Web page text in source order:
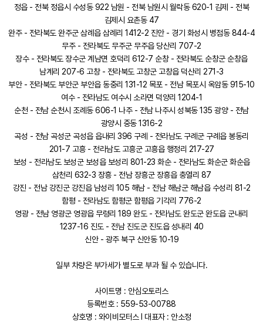
정읍 - 전북 정읍시 수성동 922 남원 - 전북 남원시 월락동 620-1 김제 - 전북
김제시 요촌동 47
완주 - 전라북도 완주군 삼례읍 삼례리 1412-2 진안 - 경기 화성시 병점동 844-4
무주 - 전라북도 무주군 무주읍 당산리 707-2
장수 - 전라북도 장수군 계남면 호덕리 612-7 순창 - 전라북도 순창군 순창읍
남계리 207-6 고창 - 전라북도 고창군 고창읍 덕산리 271-3
부안 - 전라북도 부안군 부안읍 동중리 131-12 목포 - 전남 목포시 옥암동 915-10
여수 - 전라남도 여수시 소라면 덕양리 1204-1
순천 - 전남 순천시 조례동 606-1 나주 - 전남 나주시 성북동 135 광양 - 전남
광양시 중동 1316-2
곡성 - 전남 곡성군 곡성읍 읍내리 396 구례 - 전라남도 구례군 구례읍 봉동리
201-7 고흥 - 전라남도 고흥군 고흥읍 행정리 217-27
보성 - 전라남도 보성군 보성읍 보성리 801-23 화순 - 전라남도 화순군 화순읍
삼천리 632-3 장흥 - 전남 장흥군 장흥읍 충열리 87
강진 - 전남 강진군 강진읍 남성리 105 해남 - 전남 해남군 해남읍 수성리 81-2
함평 - 전라남도 함평군 함평읍 기각리 776-2
영광 - 전남 영광군 영광읍 무령리 189 완도 - 전라남도 완도군 완도읍 군내리
1237-16 진도 - 전남 진도군 진도읍 성내리 40
신안 - 광주 북구 신안동 10-19
일부 차량은 부가세가 별도로 부과 될 수 있습니다.
사이트명 : 안심오토리스
등록번호 : 559-53-00788
상호명 : 와이비모터스 l 대표자 : 안소정